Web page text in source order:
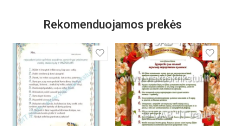
Rekomenduojamos prekės